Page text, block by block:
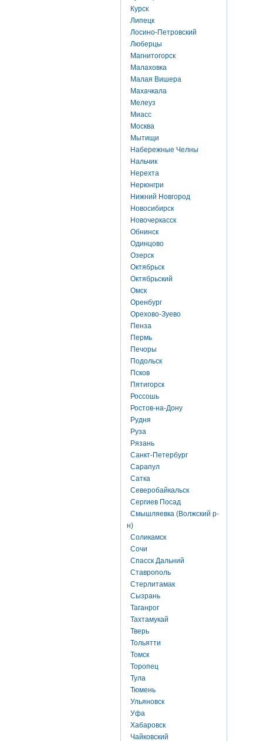
Курск
Липецк
Лосино-Петровский
Люберцы
Магнитогорск
Малаховка
Малая Вишера
Махачкала
Мелеуз
Миасс
Москва
Мытищи
Набережные Челны
Нальчик
Нерехта
Нерюнгри
Нижний Новгород
Новосибирск
Новочеркасск
Обнинск
Одинцово
Озерск
Октябрьск
Октябрьский
Омск
Оренбург
Орехово-Зуево
Пенза
Пермь
Печоры
Подольск
Псков
Пятигорск
Россошь
Ростов-на-Дону
Рудня
Руза
Рязань
Санкт-Петербург
Сарапул
Сатка
Северобайкальск
Сергиев Посад
Смышляевка (Волжский р-
н)
Соликамск
Сочи
Спасск Дальний
Ставрополь
Стерлитамак
Сызрань
Таганрог
Тахтамукай
Тверь
Тольятти
Томск
Торопец
Тула
Тюмень
Ульяновск
Уфа
Хабаровск
Чайковский